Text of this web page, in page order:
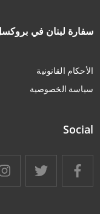
سفارة لبنان في بروكسل
الأحكام القانونية
سياسة الخصوصية
Social